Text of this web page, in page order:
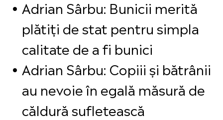
Adrian Sârbu: Bunicii merită
plătiți de stat pentru simpla
calitate de a fi bunici
Adrian Sârbu: Copiii și bătrânii
au nevoie în egală măsură de
căldură sufletească